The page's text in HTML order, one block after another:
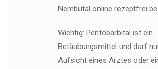
Nembutal online rezeptfrei
Wichtig: Pentobarbital ist ein
Betäubungsmittel und darf
Aufsicht eines Arztes oder